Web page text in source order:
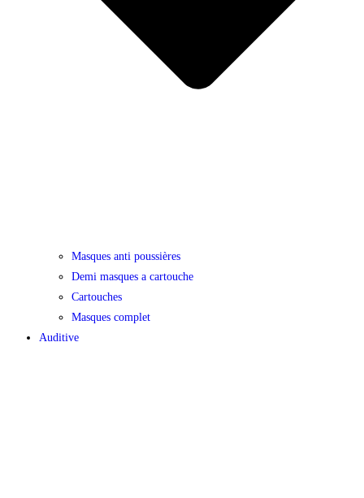
Masques anti poussières
Demi masques a cartouche
Cartouches
Masques complet
Auditive